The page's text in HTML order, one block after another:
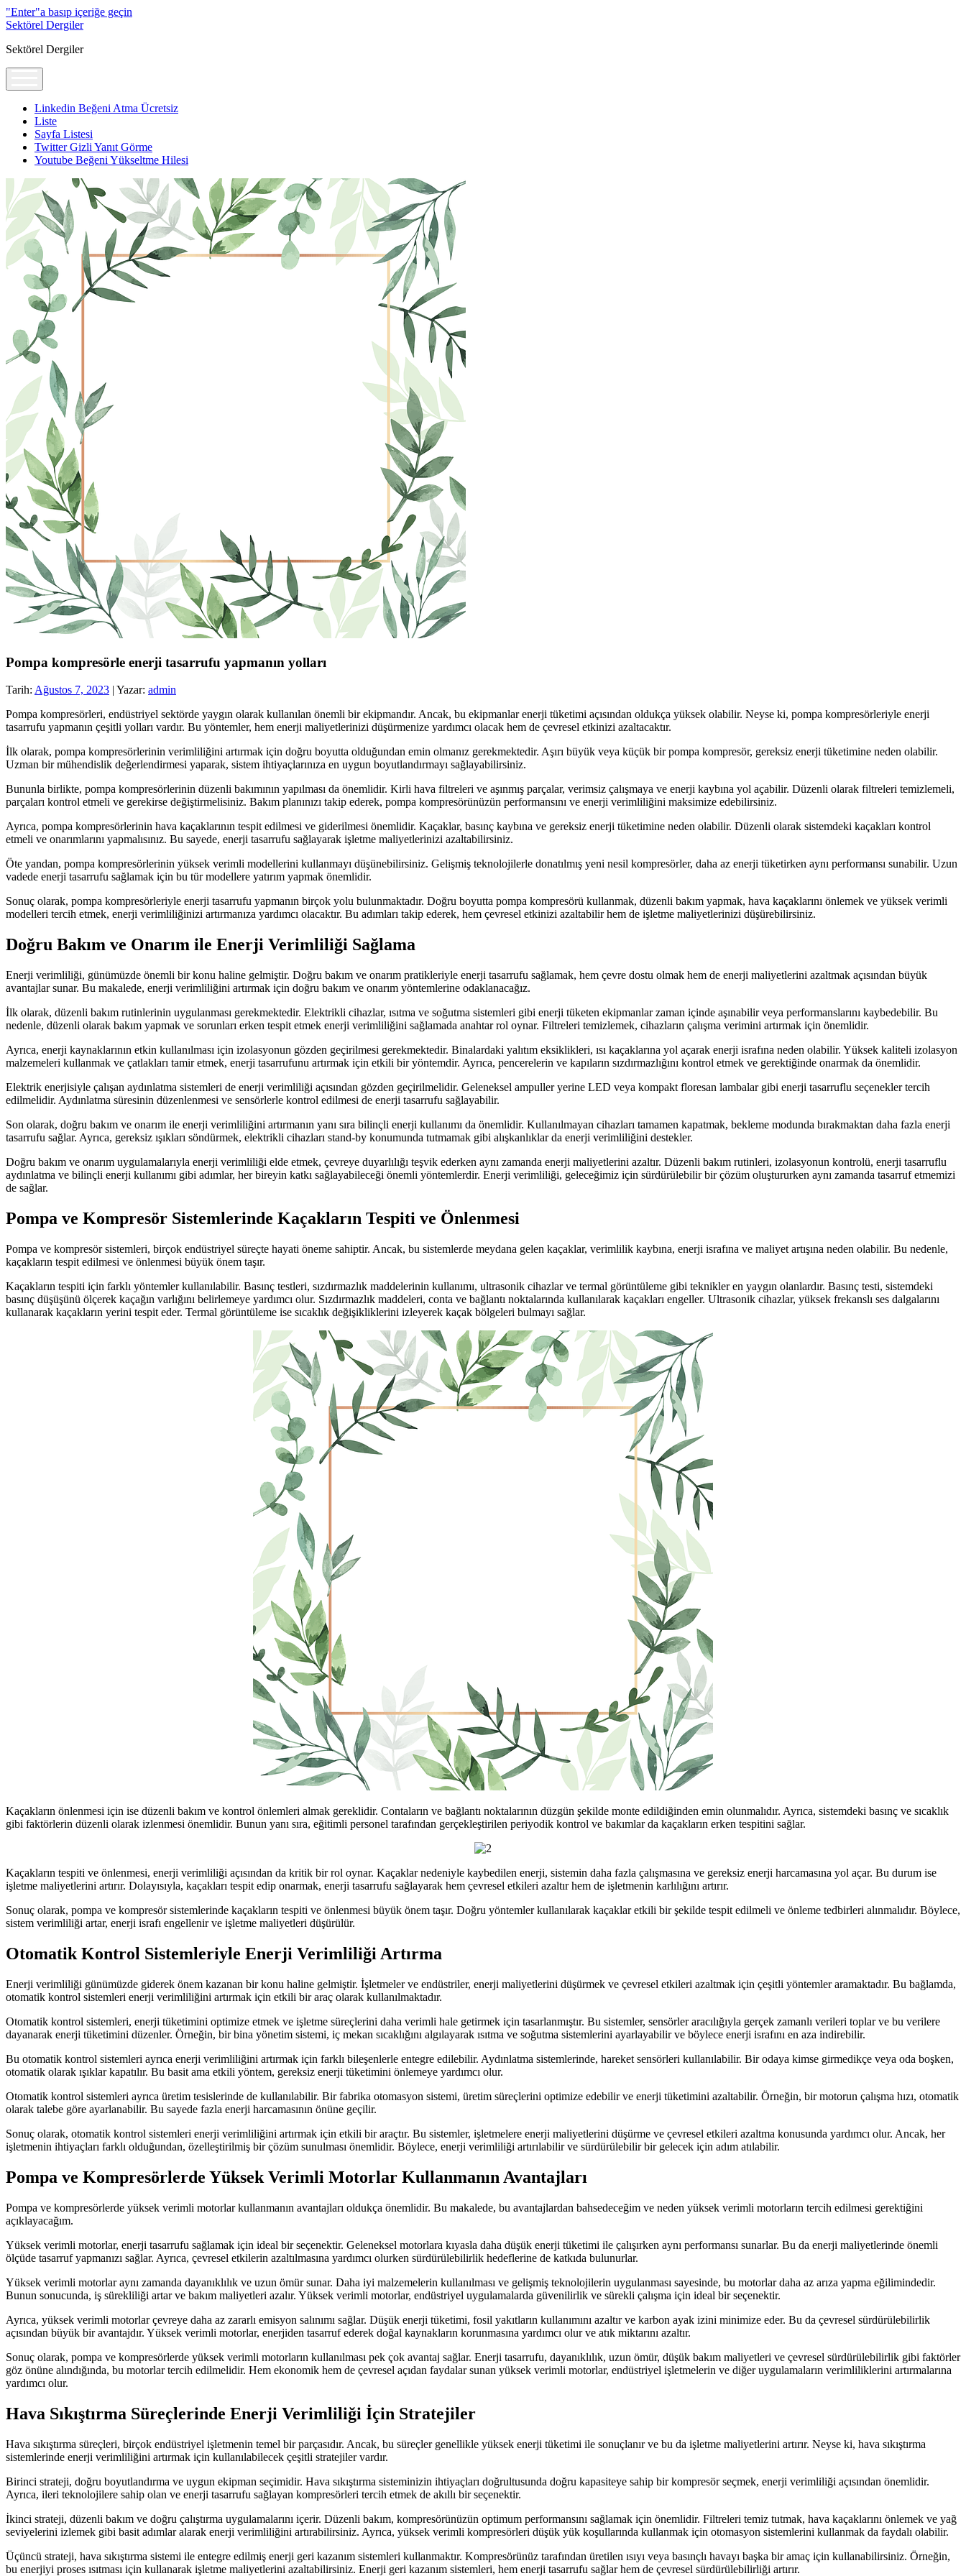
"Enter"a basıp içeriğe geçin
Sektörel Dergiler
Sektörel Dergiler
Linkedin Beğeni Atma Ücretsiz
Liste
Sayfa Listesi
Twitter Gizli Yanıt Görme
Youtube Beğeni Yükseltme Hilesi
Pompa kompresörle enerji tasarrufu yapmanın yolları
Tarih: Ağustos 7, 2023 | Yazar: admin
Pompa kompresörleri, endüstriyel sektörde yaygın olarak kullanılan önemli bir ekipmandır. Ancak, bu ekipmanlar enerji tüketimi açısından oldukça yüksek olabilir. Neyse ki, pompa kompresörleriyle enerji
tasarrufu yapmanın çeşitli yolları vardır. Bu yöntemler, hem enerji maliyetlerinizi düşürmenize yardımcı olacak hem de çevresel etkinizi azaltacaktır.
İlk olarak, pompa kompresörlerinin verimliliğini artırmak için doğru boyutta olduğundan emin olmanız gerekmektedir. Aşırı büyük veya küçük bir pompa kompresör, gereksiz enerji tüketimine neden olabilir.
Uzman bir mühendislik değerlendirmesi yaparak, sistem ihtiyaçlarınıza en uygun boyutlandırmayı sağlayabilirsiniz.
Bununla birlikte, pompa kompresörlerinin düzenli bakımının yapılması da önemlidir. Kirli hava filtreleri ve aşınmış parçalar, verimsiz çalışmaya ve enerji kaybına yol açabilir. Düzenli olarak filtreleri temizlemeli,
parçaları kontrol etmeli ve gerekirse değiştirmelisiniz. Bakım planınızı takip ederek, pompa kompresörünüzün performansını ve enerji verimliliğini maksimize edebilirsiniz.
Ayrıca, pompa kompresörlerinin hava kaçaklarının tespit edilmesi ve giderilmesi önemlidir. Kaçaklar, basınç kaybına ve gereksiz enerji tüketimine neden olabilir. Düzenli olarak sistemdeki kaçakları kontrol
etmeli ve onarımlarını yapmalısınız. Bu sayede, enerji tasarrufu sağlayarak işletme maliyetlerinizi azaltabilirsiniz.
Öte yandan, pompa kompresörlerinin yüksek verimli modellerini kullanmayı düşünebilirsiniz. Gelişmiş teknolojilerle donatılmış yeni nesil kompresörler, daha az enerji tüketirken aynı performansı sunabilir. Uzun
vadede enerji tasarrufu sağlamak için bu tür modellere yatırım yapmak önemlidir.
Sonuç olarak, pompa kompresörleriyle enerji tasarrufu yapmanın birçok yolu bulunmaktadır. Doğru boyutta pompa kompresörü kullanmak, düzenli bakım yapmak, hava kaçaklarını önlemek ve yüksek verimli
modelleri tercih etmek, enerji verimliliğinizi artırmanıza yardımcı olacaktır. Bu adımları takip ederek, hem çevresel etkinizi azaltabilir hem de işletme maliyetlerinizi düşürebilirsiniz.
Doğru Bakım ve Onarım ile Enerji Verimliliği Sağlama
Enerji verimliliği, günümüzde önemli bir konu haline gelmiştir. Doğru bakım ve onarım pratikleriyle enerji tasarrufu sağlamak, hem çevre dostu olmak hem de enerji maliyetlerini azaltmak açısından büyük
avantajlar sunar. Bu makalede, enerji verimliliğini artırmak için doğru bakım ve onarım yöntemlerine odaklanacağız.
İlk olarak, düzenli bakım rutinlerinin uygulanması gerekmektedir. Elektrikli cihazlar, ısıtma ve soğutma sistemleri gibi enerji tüketen ekipmanlar zaman içinde aşınabilir veya performanslarını kaybedebilir. Bu
nedenle, düzenli olarak bakım yapmak ve sorunları erken tespit etmek enerji verimliliğini sağlamada anahtar rol oynar. Filtreleri temizlemek, cihazların çalışma verimini artırmak için önemlidir.
Ayrıca, enerji kaynaklarının etkin kullanılması için izolasyonun gözden geçirilmesi gerekmektedir. Binalardaki yalıtım eksiklikleri, ısı kaçaklarına yol açarak enerji israfına neden olabilir. Yüksek kaliteli izolasyon
malzemeleri kullanmak ve çatlakları tamir etmek, enerji tasarrufunu artırmak için etkili bir yöntemdir. Ayrıca, pencerelerin ve kapıların sızdırmazlığını kontrol etmek ve gerektiğinde onarmak da önemlidir.
Elektrik enerjisiyle çalışan aydınlatma sistemleri de enerji verimliliği açısından gözden geçirilmelidir. Geleneksel ampuller yerine LED veya kompakt floresan lambalar gibi enerji tasarruflu seçenekler tercih
edilmelidir. Aydınlatma süresinin düzenlenmesi ve sensörlerle kontrol edilmesi de enerji tasarrufu sağlayabilir.
Son olarak, doğru bakım ve onarım ile enerji verimliliğini artırmanın yanı sıra bilinçli enerji kullanımı da önemlidir. Kullanılmayan cihazları tamamen kapatmak, bekleme modunda bırakmaktan daha fazla enerji
tasarrufu sağlar. Ayrıca, gereksiz ışıkları söndürmek, elektrikli cihazları stand-by konumunda tutmamak gibi alışkanlıklar da enerji verimliliğini destekler.
Doğru bakım ve onarım uygulamalarıyla enerji verimliliği elde etmek, çevreye duyarlılığı teşvik ederken aynı zamanda enerji maliyetlerini azaltır. Düzenli bakım rutinleri, izolasyonun kontrolü, enerji tasarruflu
aydınlatma ve bilinçli enerji kullanımı gibi adımlar, her bireyin katkı sağlayabileceği önemli yöntemlerdir. Enerji verimliliği, geleceğimiz için sürdürülebilir bir çözüm oluştururken aynı zamanda tasarruf etmemizi
de sağlar.
Pompa ve Kompresör Sistemlerinde Kaçakların Tespiti ve Önlenmesi
Pompa ve kompresör sistemleri, birçok endüstriyel süreçte hayati öneme sahiptir. Ancak, bu sistemlerde meydana gelen kaçaklar, verimlilik kaybına, enerji israfına ve maliyet artışına neden olabilir. Bu nedenle,
kaçakların tespit edilmesi ve önlenmesi büyük önem taşır.
Kaçakların tespiti için farklı yöntemler kullanılabilir. Basınç testleri, sızdırmazlık maddelerinin kullanımı, ultrasonik cihazlar ve termal görüntüleme gibi teknikler en yaygın olanlardır. Basınç testi, sistemdeki
basınç düşüşünü ölçerek kaçağın varlığını belirlemeye yardımcı olur. Sızdırmazlık maddeleri, conta ve bağlantı noktalarında kullanılarak kaçakları engeller. Ultrasonik cihazlar, yüksek frekanslı ses dalgalarını
kullanarak kaçakların yerini tespit eder. Termal görüntüleme ise sıcaklık değişikliklerini izleyerek kaçak bölgeleri bulmayı sağlar.
Kaçakların önlenmesi için ise düzenli bakım ve kontrol önlemleri almak gereklidir. Contaların ve bağlantı noktalarının düzgün şekilde monte edildiğinden emin olunmalıdır. Ayrıca, sistemdeki basınç ve sıcaklık
gibi faktörlerin düzenli olarak izlenmesi önemlidir. Bunun yanı sıra, eğitimli personel tarafından gerçekleştirilen periyodik kontrol ve bakımlar da kaçakların erken tespitini sağlar.
Kaçakların tespiti ve önlenmesi, enerji verimliliği açısından da kritik bir rol oynar. Kaçaklar nedeniyle kaybedilen enerji, sistemin daha fazla çalışmasına ve gereksiz enerji harcamasına yol açar. Bu durum ise
işletme maliyetlerini artırır. Dolayısıyla, kaçakları tespit edip onarmak, enerji tasarrufu sağlayarak hem çevresel etkileri azaltır hem de işletmenin karlılığını artırır.
Sonuç olarak, pompa ve kompresör sistemlerinde kaçakların tespiti ve önlenmesi büyük önem taşır. Doğru yöntemler kullanılarak kaçaklar etkili bir şekilde tespit edilmeli ve önleme tedbirleri alınmalıdır. Böylece,
sistem verimliliği artar, enerji israfı engellenir ve işletme maliyetleri düşürülür.
Otomatik Kontrol Sistemleriyle Enerji Verimliliği Artırma
Enerji verimliliği günümüzde giderek önem kazanan bir konu haline gelmiştir. İşletmeler ve endüstriler, enerji maliyetlerini düşürmek ve çevresel etkileri azaltmak için çeşitli yöntemler aramaktadır. Bu bağlamda,
otomatik kontrol sistemleri enerji verimliliğini artırmak için etkili bir araç olarak kullanılmaktadır.
Otomatik kontrol sistemleri, enerji tüketimini optimize etmek ve işletme süreçlerini daha verimli hale getirmek için tasarlanmıştır. Bu sistemler, sensörler aracılığıyla gerçek zamanlı verileri toplar ve bu verilere
dayanarak enerji tüketimini düzenler. Örneğin, bir bina yönetim sistemi, iç mekan sıcaklığını algılayarak ısıtma ve soğutma sistemlerini ayarlayabilir ve böylece enerji israfını en aza indirebilir.
Bu otomatik kontrol sistemleri ayrıca enerji verimliliğini artırmak için farklı bileşenlerle entegre edilebilir. Aydınlatma sistemlerinde, hareket sensörleri kullanılabilir. Bir odaya kimse girmedikçe veya oda boşken,
otomatik olarak ışıklar kapatılır. Bu basit ama etkili yöntem, gereksiz enerji tüketimini önlemeye yardımcı olur.
Otomatik kontrol sistemleri ayrıca üretim tesislerinde de kullanılabilir. Bir fabrika otomasyon sistemi, üretim süreçlerini optimize edebilir ve enerji tüketimini azaltabilir. Örneğin, bir motorun çalışma hızı, otomatik
olarak talebe göre ayarlanabilir. Bu sayede fazla enerji harcamasının önüne geçilir.
Sonuç olarak, otomatik kontrol sistemleri enerji verimliliğini artırmak için etkili bir araçtır. Bu sistemler, işletmelere enerji maliyetlerini düşürme ve çevresel etkileri azaltma konusunda yardımcı olur. Ancak, her
işletmenin ihtiyaçları farklı olduğundan, özelleştirilmiş bir çözüm sunulması önemlidir. Böylece, enerji verimliliği artırılabilir ve sürdürülebilir bir gelecek için adım atılabilir.
Pompa ve Kompresörlerde Yüksek Verimli Motorlar Kullanmanın Avantajları
Pompa ve kompresörlerde yüksek verimli motorlar kullanmanın avantajları oldukça önemlidir. Bu makalede, bu avantajlardan bahsedeceğim ve neden yüksek verimli motorların tercih edilmesi gerektiğini
açıklayacağım.
Yüksek verimli motorlar, enerji tasarrufu sağlamak için ideal bir seçenektir. Geleneksel motorlara kıyasla daha düşük enerji tüketimi ile çalışırken aynı performansı sunarlar. Bu da enerji maliyetlerinde önemli
ölçüde tasarruf yapmanızı sağlar. Ayrıca, çevresel etkilerin azaltılmasına yardımcı olurken sürdürülebilirlik hedeflerine de katkıda bulunurlar.
Yüksek verimli motorlar aynı zamanda dayanıklılık ve uzun ömür sunar. Daha iyi malzemelerin kullanılması ve gelişmiş teknolojilerin uygulanması sayesinde, bu motorlar daha az arıza yapma eğilimindedir.
Bunun sonucunda, iş sürekliliği artar ve bakım maliyetleri azalır. Yüksek verimli motorlar, endüstriyel uygulamalarda güvenilirlik ve sürekli çalışma için ideal bir seçenektir.
Ayrıca, yüksek verimli motorlar çevreye daha az zararlı emisyon salınımı sağlar. Düşük enerji tüketimi, fosil yakıtların kullanımını azaltır ve karbon ayak izini minimize eder. Bu da çevresel sürdürülebilirlik
açısından büyük bir avantajdır. Yüksek verimli motorlar, enerjiden tasarruf ederek doğal kaynakların korunmasına yardımcı olur ve atık miktarını azaltır.
Sonuç olarak, pompa ve kompresörlerde yüksek verimli motorların kullanılması pek çok avantaj sağlar. Enerji tasarrufu, dayanıklılık, uzun ömür, düşük bakım maliyetleri ve çevresel sürdürülebilirlik gibi faktörler
göz önüne alındığında, bu motorlar tercih edilmelidir. Hem ekonomik hem de çevresel açıdan faydalar sunan yüksek verimli motorlar, endüstriyel işletmelerin ve diğer uygulamaların verimliliklerini artırmalarına
yardımcı olur.
Hava Sıkıştırma Süreçlerinde Enerji Verimliliği İçin Stratejiler
Hava sıkıştırma süreçleri, birçok endüstriyel işletmenin temel bir parçasıdır. Ancak, bu süreçler genellikle yüksek enerji tüketimi ile sonuçlanır ve bu da işletme maliyetlerini artırır. Neyse ki, hava sıkıştırma
sistemlerinde enerji verimliliğini artırmak için kullanılabilecek çeşitli stratejiler vardır.
Birinci strateji, doğru boyutlandırma ve uygun ekipman seçimidir. Hava sıkıştırma sisteminizin ihtiyaçları doğrultusunda doğru kapasiteye sahip bir kompresör seçmek, enerji verimliliği açısından önemlidir.
Ayrıca, ileri teknolojilere sahip olan ve enerji tasarrufu sağlayan kompresörleri tercih etmek de akıllı bir seçenektir.
İkinci strateji, düzenli bakım ve doğru çalıştırma uygulamalarını içerir. Düzenli bakım, kompresörünüzün optimum performansını sağlamak için önemlidir. Filtreleri temiz tutmak, hava kaçaklarını önlemek ve yağ
seviyelerini izlemek gibi basit adımlar alarak enerji verimliliğini artırabilirsiniz. Ayrıca, yüksek verimli kompresörleri düşük yük koşullarında kullanmak için otomasyon sistemlerini kullanmak da faydalı olabilir.
Üçüncü strateji, hava sıkıştırma sistemi ile entegre edilmiş enerji geri kazanım sistemleri kullanmaktır. Kompresörünüz tarafından üretilen ısıyı veya basınçlı havayı başka bir amaç için kullanabilirsiniz. Örneğin,
bu enerjiyi proses ısıtması için kullanarak işletme maliyetlerini azaltabilirsiniz. Enerji geri kazanım sistemleri, hem enerji tasarrufu sağlar hem de çevresel sürdürülebilirliği artırır.